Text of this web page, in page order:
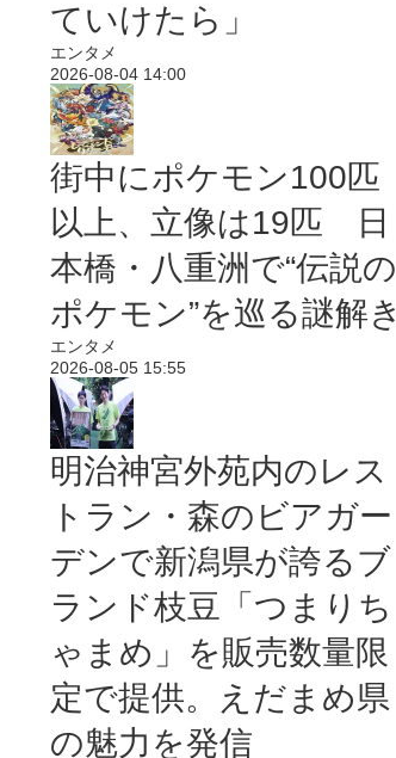
ていけたら」
エンタメ
2026-08-04 14:00
街中にポケモン100匹
以上、立像は19匹 日
本橋・八重洲で“伝説の
ポケモン”を巡る謎解き
エンタメ
2026-08-05 15:55
明治神宮外苑内のレス
トラン・森のビアガー
デンで新潟県が誇るブ
ランド枝豆「つまりち
ゃまめ」を販売数量限
定で提供。えだまめ県
の魅力を発信